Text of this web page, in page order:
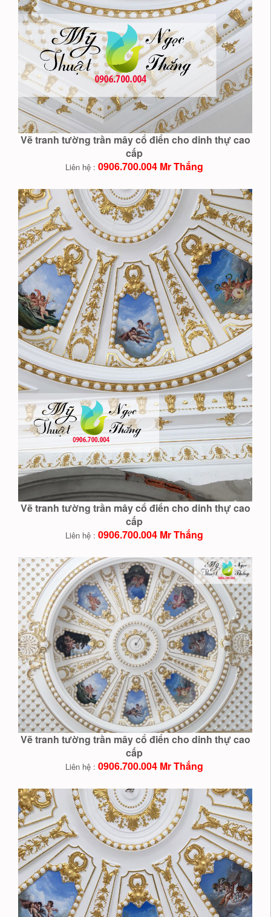
Vẽ tranh tường trần mây cổ điển cho dinh thự cao
cấp
Liên hệ : 0906.700.004 Mr Thắng
Vẽ tranh tường trần mây cổ điển cho dinh thự cao
cấp
Liên hệ : 0906.700.004 Mr Thắng
Vẽ tranh tường trần mây cổ điển cho dinh thự cao
cấp
Liên hệ : 0906.700.004 Mr Thắng